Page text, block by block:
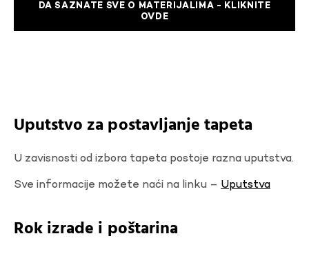
DA SAZNATE SVE O MATERIJALIMA - KLIKNITE
OVDE
Uputstvo za postavljanje tapeta
U zavisnosti od izbora tapeta postoje razna uputstva.
Sve informacije možete naći na linku – Uputstva
Rok izrade i poštarina